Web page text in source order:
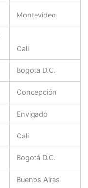
Montevideo
Cali
Bogotá D.C.
Concepción
Envigado
Cali
Bogotá D.C.
Buenos Aires